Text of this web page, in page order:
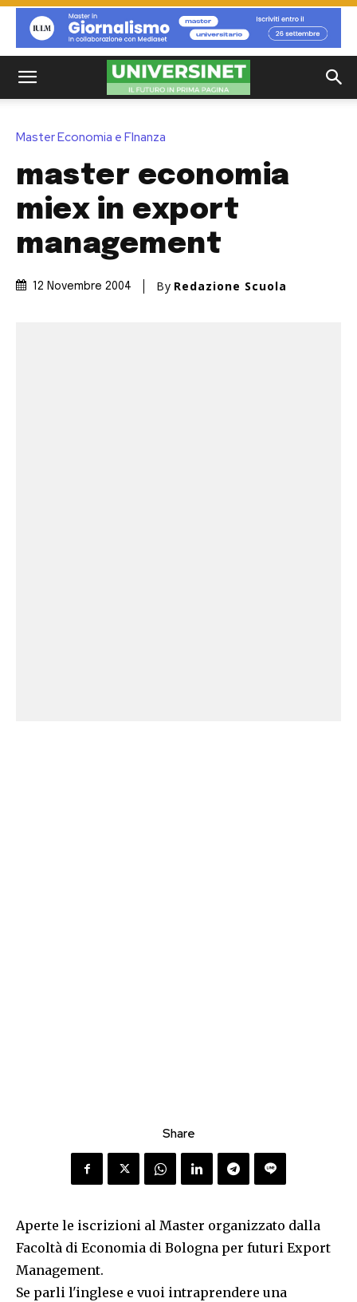
Master Economia e FInanza
master economia
miex in export
management
12 Novembre 2004 By Redazione Scuola
Share
Aperte le iscrizioni al Master organizzato dalla
Facoltà di Economia di Bologna per futuri Export
Management.
Se parli l'inglese e vuoi intraprendere una